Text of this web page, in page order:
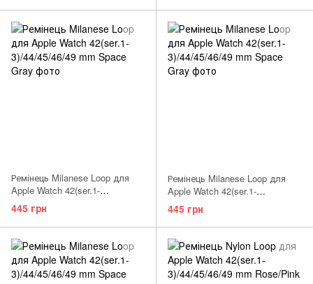
Ремінець Milanese Loop для
Apple Watch 42(ser.1-
3)/44/45/46/49 mm Silver
445 грн
Ремінець Milanese Loop для
Apple Watch 42(ser.1-
3)/44/45/46/49 mm Deep Purple
445 грн